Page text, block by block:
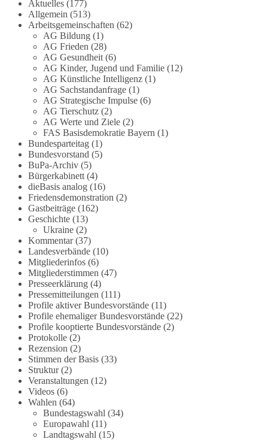
aufgearbeitet.
Auch in Deutschland warten viele Menschen bis
heute auf Antworten:
❓ Wie wurden politische Entscheidungen
getroffen?
❓ Welche Maßnahmen waren notwendig und
welche nicht?
❓Und wer übernimmt die Verantwortung für die
massiven Folgen für Kinder, Familien,
Unternehmen und das Vertrauen in unseren
Rechtsstaat?
🟩🟩🟦🟦🟥🟥🟧🟧
Eine demokratische Gesellschaft lebt nicht davon,
unbequeme Fragen zu vermeiden. Sie lebt davon,
Fragen offen zu stellen und transparent zu
beantworten.
dieBasis fordert deshalb weiterhin eine
unabhängige, vollständige und transparente
Aufarbeitung der Corona-Politik. Ohne
Denkverbote, ohne Vorverurteilungen und ohne
Tabus.
Quellen:https://apnews.com/article/fauci-diaries-
covid-origins-rand-paul-
6b25da9f75a0becbaf2886ab22643e67
https://www.tichyseinblick.de/kolumnen/aus-aller-
welt/usa-tagebuch-fauci-corona-impfung/
#dieBasis #Corona #Aufarbeitung
#Vertrauen
Aktuelles(177)
Allgemein (513)
Arbeitsgemeinschaften (62)
AG Bildung(1)
AG Frieden (28)
AG Gesundheit(6)
AG Kinder, Jugend und Familie(12)
AG Künstliche Intelligenz(1)
AG Sachstandanfrage(1)
AG Strategische Impulse(6)
AG Tierschutz(2)
AG Werte und Ziele(2)
FAS Basisdemokratie Bayern (1)
Bundesparteitag(1)
Bundesvorstand (5)
BuPa-Archiv(5)
Bürgerkabinett(4)
dieBasis analog(16)
Friedensdemonstration (2)
Gastbeiträge(162)
Geschichte(13)
Ukraine(2)
Kommentar(37)
Landesverbände(10)
Mitgliederinfos(6)
Mitgliederstimmen (47)
Presseerklärung(4)
Pressemitteilungen (111)
Profile aktiver Bundesvorstände(11)
Profile ehemaliger Bundesvorstände(22)
Profile kooptierte Bundesvorstände(2)
Protokolle(2)
Rezension (2)
Stimmen der Basis(33)
Struktur(2)
Veranstaltungen (12)
Videos(6)
Wahlen (64)
Bundestagswahl (34)
Europawahl (11)
Landtagswahl (15)